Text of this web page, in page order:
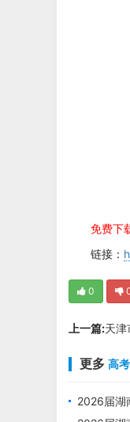
免费下
链接：
0
上一篇:天
更多 高
2026届湖